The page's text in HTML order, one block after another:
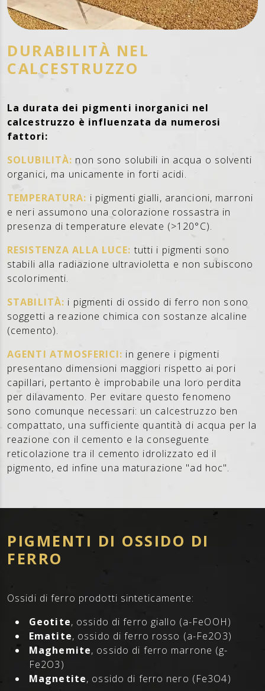
DURABILITÀ NEL
CALCESTRUZZO
La durata dei pigmenti inorganici nel
calcestruzzo è influenzata da numerosi
fattori:
SOLUBILITÀ: non sono solubili in acqua o solventi
organici, ma unicamente in forti acidi.
TEMPERATURA: i pigmenti gialli, arancioni, marroni
e neri assumono una colorazione rossastra in
presenza di temperature elevate (>120°C).
RESISTENZA ALLA LUCE: tutti i pigmenti sono
stabili alla radiazione ultravioletta e non subiscono
scolorimenti.
STABILITÀ: i pigmenti di ossido di ferro non sono
soggetti a reazione chimica con sostanze alcaline
(cemento).
AGENTI ATMOSFERICI: in genere i pigmenti
presentano dimensioni maggiori rispetto ai pori
capillari, pertanto è improbabile una loro perdita
per dilavamento. Per evitare questo fenomeno
sono comunque necessari: un calcestruzzo ben
compattato, una sufficiente quantità di acqua per la
reazione con il cemento e la conseguente
reticolazione tra il cemento idrolizzato ed il
pigmento, ed infine una maturazione "ad hoc".
PIGMENTI DI OSSIDO DI
FERRO
Ossidi di ferro prodotti sinteticamente:
Geotite, ossido di ferro giallo (a-FeOOH)
Ematite, ossido di ferro rosso (a-Fe2O3)
Maghemite, ossido di ferro marrone (g-
Fe2O3)
Magnetite, ossido di ferro nero (Fe3O4)